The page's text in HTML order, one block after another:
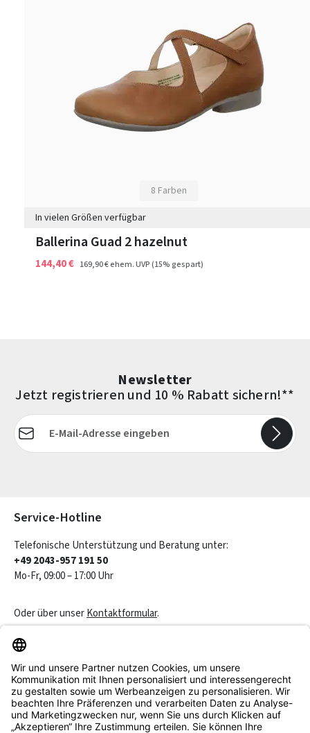
8 Farben
In vielen Größen verfügbar
Ballerina Guad 2 hazelnut
144,40 € 169,90 €ehem. UVP(15% gespart)
Newsletter
Jetzt registrieren und 10 % Rabatt sichern!**
E-Mail-Adresse*
Service-Hotline
Telefonische Unterstützung und Beratung unter:
+49 2043-957 191 50
Mo-Fr, 09:00 – 17:00 Uhr
Oder über unserKontaktformular.
Service & Beratung